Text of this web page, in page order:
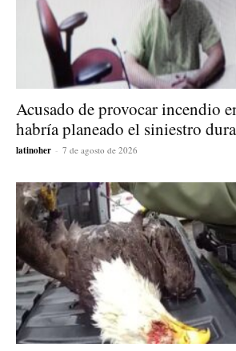
Acusado de provocar incendio
habría planeado el siniestro
latinoher - 7 de agosto de 2026